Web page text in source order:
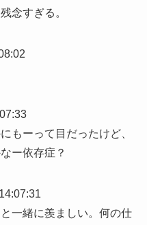
念すぎる。
もーって目だったけど、
ー依存症？
一緒に羨ましい。何の仕